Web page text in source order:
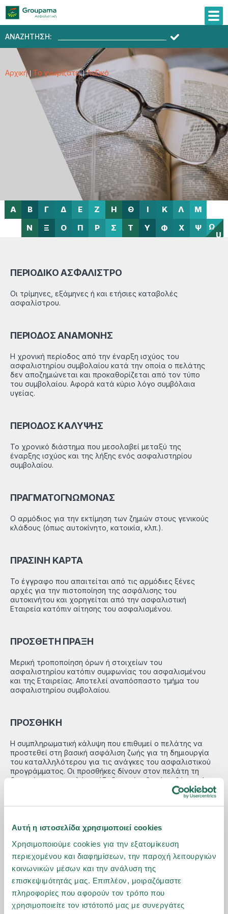
Αυτή η ιστοσελίδα χρησιμοποιεί cookies
Χρησιμοποιούμε cookies για την εξατομίκευση
περιεχομένου και διαφημίσεων, την παροχή λειτουργιών
κοινωνικών μέσων και την ανάλυση της
επισκεψιμότητάς μας. Επιπλέον, μοιραζόμαστε
πληροφορίες που αφορούν τον τρόπο που
χρησιμοποιείτε τον ιστότοπό μας με συνεργάτες
ΑΝΑΖΗΤΗΣΗ:
Αρχική Το γνωρίζατε; Λεξικό
Α Β Γ Δ Ε Ζ Η Θ Ι Κ Λ
Μ
Ν
Ξ Ο Π Ρ Σ Τ Υ Φ Χ Ψ
Ω
U
ΠΕΡΙΟΔΙΚΟ ΑΣΦΑΛΙΣΤΡΟ
Οι τρίμηνες, εξάμηνες ή και ετήσιες καταβολές
ασφαλίστρου.
ΠΕΡΙΟΔΟΣ ΑΝΑΜΟΝΗΣ
Η χρονική περίοδος από την έναρξη ισχύος του
ασφαλιστηρίου συμβολαίου κατά την οποία ο πελάτης
δεν αποζημιώνεται και προκαθορίζεται από τον τύπο
του συμβολαίου. Αφορά κατά κύριο λόγο συμβόλαια
υγείας.
ΠΕΡΙΟΔΟΣ ΚΑΛΥΨΗΣ
Το χρονικό διάστημα που μεσολαβεί μεταξύ της
έναρξης ισχύος και της λήξης ενός ασφαλιστηρίου
συμβολαίου.
ΠΡΑΓΜΑΤΟΓΝΩΜΟΝΑΣ
Ο αρμόδιος για την εκτίμηση των ζημιών στους γενικούς
κλάδους (όπως αυτοκίνητο, κατοικία, κλπ.).
ΠΡΑΣΙΝΗ ΚΑΡΤΑ
Το έγγραφο που απαιτείται από τις αρμόδιες ξένες
αρχές για την πιστοποίηση της ασφάλισης του
αυτοκινήτου και χορηγείται από την ασφαλιστική
Εταιρεία κατόπιν αίτησης του ασφαλισμένου.
ΠΡΟΣΘΕΤΗ ΠΡΑΞΗ
Μερική τροποποίηση όρων ή στοιχείων του
ασφαλιστηρίου κατόπιν συμφωνίας του ασφαλισμένου
και της Εταιρείας. Αποτελεί αναπόσπαστο τμήμα του
ασφαλιστηρίου συμβολαίου.
ΠΡΟΣΘΗΚΗ
Η συμπληρωματική κάλυψη που επιθυμεί ο πελάτης να
προστεθεί στη βασική ασφάλιση ζωής για τη δημιουργία
του καταλληλότερου για τις ανάγκες του ασφαλιστικού
προγράμματος. Οι προσθήκες δίνουν στον πελάτη τη
δυνατότητα να καλύψει έξοδα από πιθανή ασθένεια ή
ΠΡΟΣΚΑΙΡΗ ΑΣΦΑΛΙΣΗ
Η ασφάλιση του κλάδου ζωής ορισμένης χρονικής
διάρκειας που προβλέπει την καταβολή του
ασφαλισμένου κεφαλαίου στους δικαιούχους σε
περίπτωση απώλειας ζωής του ασφαλισμένου, εντός
αυτής της χρονικής διάρκειας.